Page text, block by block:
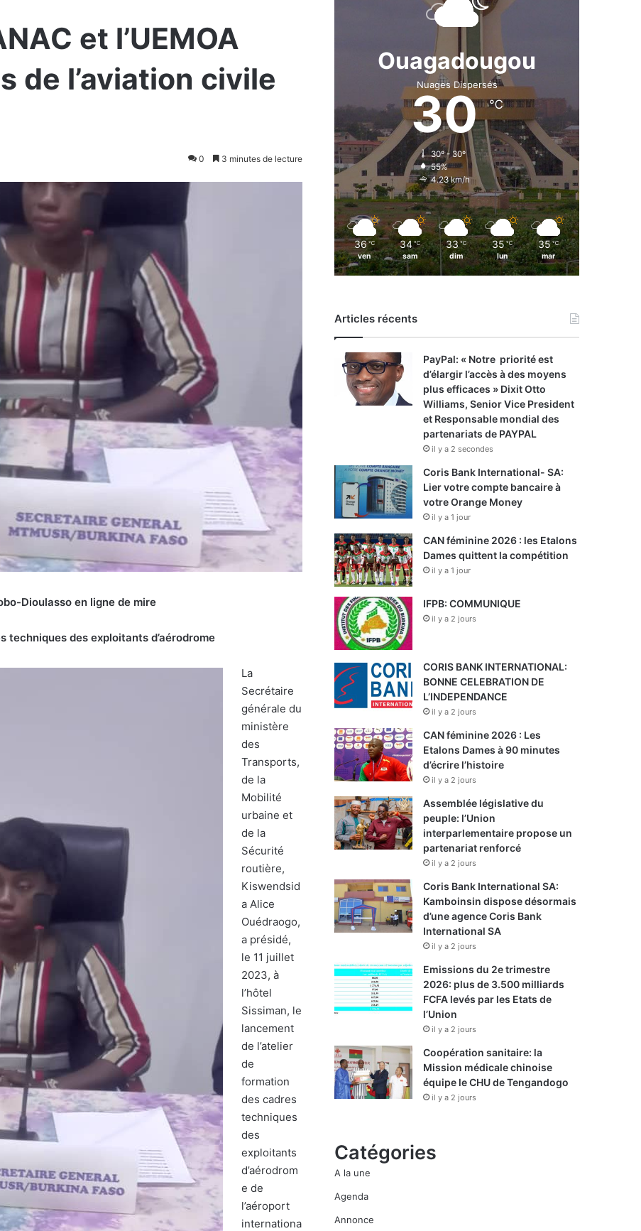
et l’UEMOA
de l’aviation civile
0 3 minutes de lecture
Dioulasso en ligne de mire
techniques des exploitants d’aérodrome
La
Secrétaire
générale du
ministère
des
Transports,
de la
Mobilité
urbaine et
de la
Sécurité
routière,
Kiswendsid
a Alice
Ouédraogo,
a présidé,
le 11 juillet
2023, à
l’hôtel
Sissiman, le
lancement
de l’atelier
de
formation
des cadres
techniques
des
exploitants
d’aérodrom
e de
l’aéroport
internationa
Ouagadougou
Nuages Dispersés
30℃
30º - 30º
55%
4.23 km/h
36 ℃
ven
34 ℃
sam
33 ℃
dim
35 ℃
lun
35 ℃
mar
Articles récents
PayPal: « Notre priorité est
d’élargir l’accès à des moyens
plus efficaces » Dixit Otto
Williams, Senior Vice President
et Responsable mondial des
partenariats de PAYPAL
il y a 2 secondes
Coris Bank International- SA:
Lier votre compte bancaire à
votre Orange Money
il y a 1 jour
CAN féminine 2026 : les Etalons
Dames quittent la compétition
il y a 1 jour
IFPB: COMMUNIQUE
il y a 2 jours
CORIS BANK INTERNATIONAL:
BONNE CELEBRATION DE
L’INDEPENDANCE
il y a 2 jours
CAN féminine 2026 : Les
Etalons Dames à 90 minutes
d’écrire l’histoire
il y a 2 jours
Assemblée législative du
peuple: l’Union
interparlementaire propose un
partenariat renforcé
il y a 2 jours
Coris Bank International SA:
Kamboinsin dispose désormais
d’une agence Coris Bank
International SA
il y a 2 jours
Emissions du 2e trimestre
2026: plus de 3.500 milliards
FCFA levés par les Etats de
l’Union
il y a 2 jours
Coopération sanitaire: la
Mission médicale chinoise
équipe le CHU de Tengandogo
il y a 2 jours
Catégories
A la une
Agenda
Annonce